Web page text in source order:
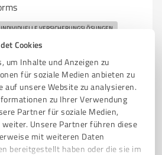
Cookies
um Inhalte und Anzeigen zu
für soziale Medien anbieten zu
auf unsere Website zu analysieren.
zu Ihrer Verwendung
Partner für soziale Medien,
weiter. Unsere Partner führen diese
mit weiteren Daten
bereitgestellt haben oder die sie im
INDIVIDUELLE VERSICHERUNGSLÖSUNGEN
TRANSPARENTE BERATUNG
LÖSUNGEN
FAHRZEUGFLOTTEN IMMOBILIEN
67547 Worms
voll.de
voll.de/